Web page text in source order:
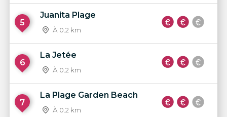
5
Juanita Plage
À 0.2 km
6
La Jetée
À 0.2 km
7
La Plage Garden Beach
À 0.2 km